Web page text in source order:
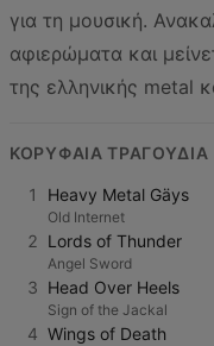
για τη μουσική.
αφιερώματα και
της ελληνικής metal
ΚΟΡΥΦΑΊΑ ΤΡΑΓΟΎΔΙΑ
1 Heavy Metal Gäys
Old Internet
2 Lords of Thunder
Angel Sword
3 Head Over Heels
Sign of the Jackal
4 Wings of Death